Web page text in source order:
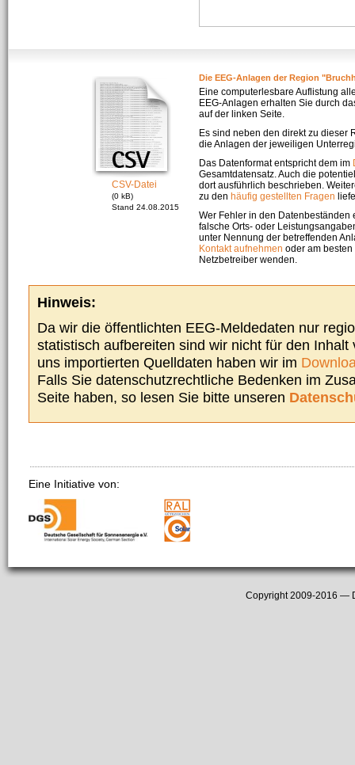
CSV-Datei
(0 kB)
Stand 24.08.2015
Die EEG-Anlagen der Region
Eine computerlesbare Auflistung
EEG-Anlagen erhalten Sie durch
auf der linken Seite.
Es sind neben den direkt zu dieser
die Anlagen der jeweiligen
Das Datenformat entspricht dem im
Gesamtdatensatz. Auch die
dort ausführlich beschrieben.
zu den häufig gestellten Fragen
Wer Fehler in den Datenbeständen
falsche Orts- oder
unter Nennung der betreffenden
Kontakt aufnehmen oder am
Netzbetreiber wenden.
Hinweis:
Da wir die öffentlichten EEG-Meldedaten nur
statistisch aufbereiten sind wir nicht für den Inhalt
uns importierten Quelldaten haben wir im
Falls Sie datenschutzrechtliche Bedenken im
Seite haben, so lesen Sie bitte unseren
Eine Initiative von:
Copyright 2009-2016 —